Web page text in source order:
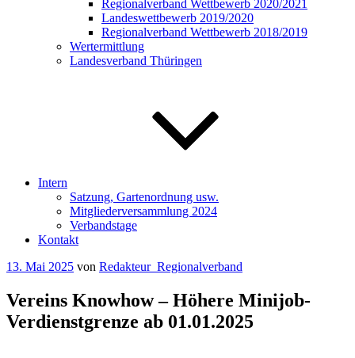
Regionalverband Wettbewerb 2020/2021
Landeswettbewerb 2019/2020
Regionalverband Wettbewerb 2018/2019
Wertermittlung
Landesverband Thüringen
Intern
Satzung, Gartenordnung usw.
Mitgliederversammlung 2024
Verbandstage
Kontakt
Veröffentlicht
13. Mai 2025 von Redakteur_Regionalverband
Vereins Knowhow – Höhere Minijob-
Verdienstgrenze ab 01.01.2025